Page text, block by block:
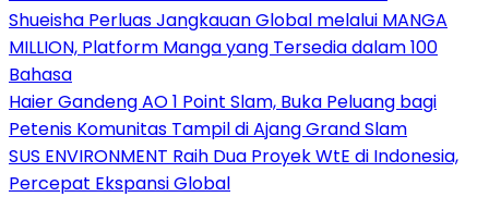
Shueisha Perluas Jangkauan Global melalui MANGA
MILLION, Platform Manga yang Tersedia dalam 100
Bahasa
Haier Gandeng AO 1 Point Slam, Buka Peluang bagi
Petenis Komunitas Tampil di Ajang Grand Slam
SUS ENVIRONMENT Raih Dua Proyek WtE di Indonesia,
Percepat Ekspansi Global